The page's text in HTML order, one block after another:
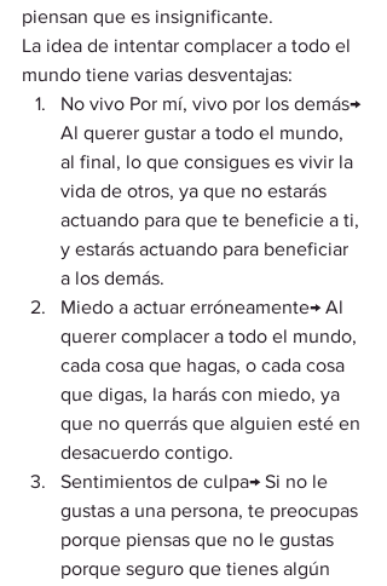
piensan que es insignificante.
La idea de intentar complacer a todo el
mundo tiene varias desventajas:
No vivo Por mí, vivo por los demás→
Al querer gustar a todo el mundo,
al final, lo que consigues es vivir la
vida de otros, ya que no estarás
actuando para que te beneficie a ti,
y estarás actuando para beneficiar
a los demás.
Miedo a actuar erróneamente→ Al
querer complacer a todo el mundo,
cada cosa que hagas, o cada cosa
que digas, la harás con miedo, ya
que no querrás que alguien esté en
desacuerdo contigo.
Sentimientos de culpa→ Si no le
gustas a una persona, te preocupas
porque piensas que no le gustas
porque seguro que tienes algún